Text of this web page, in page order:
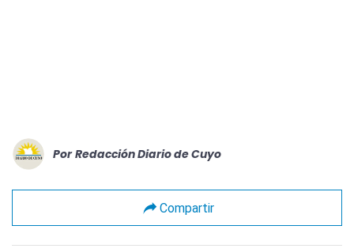
Por Redacción Diario de Cuyo
Compartir